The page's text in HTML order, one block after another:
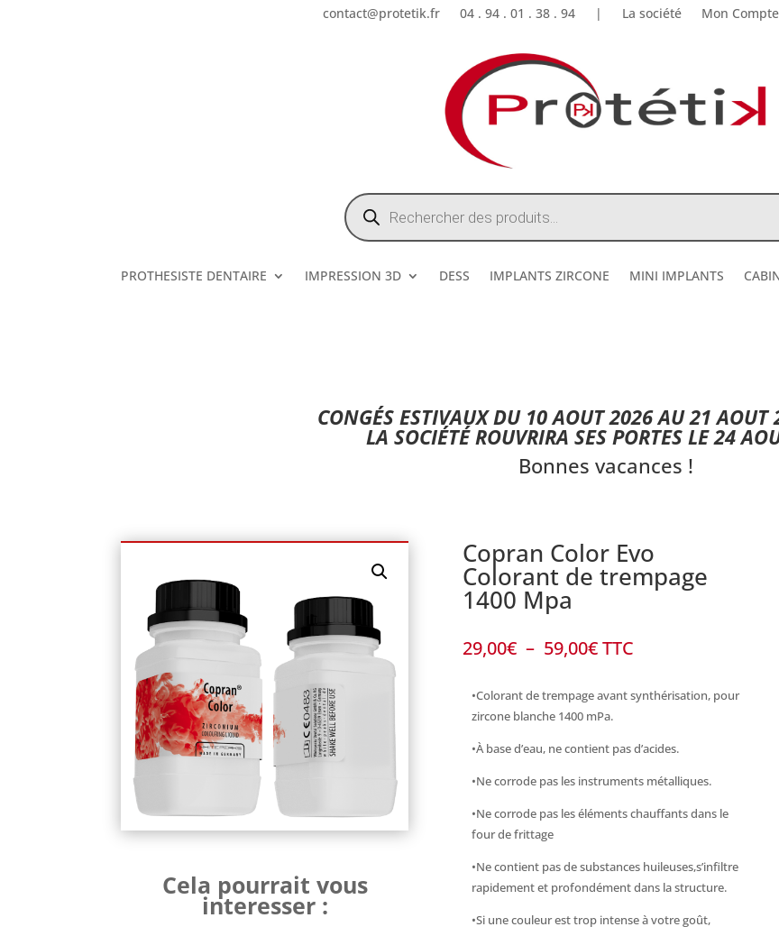
contact@protetik.fr 04 . 94 . 01 . 38 . 94 | La société Mon Compte
Recherche
de
produits
PROTHESISTE DENTAIRE IMPRESSION 3D DESS IMPLANTS ZIRCONE MINI IMPLANTS
CONGÉS ESTIVAUX DU 10 AOUT 2026 AU 21 AOUT
LA SOCIÉTÉ ROUVRIRA SES PORTES LE 24
Bonnes vacances !
Cela pourrait vous
interesser :
Copran Color Evo
Colorant de trempage
1400 Mpa
29,00€ – 59,00€Plage
prix :
29,00€
59,00€
TTC
•Colorant de trempage avant synthérisation, pour
zircone blanche 1400 mPa.
•À base d’eau, ne contient pas d’acides.
•Ne corrode pas les instruments métalliques.
•Ne corrode pas les éléments chauffants dans le
four de frittage
•Ne contient pas de substances huileuses,s’infiltre
rapidement et profondément dans la structure.
•Si une couleur est trop intense à votre goût,